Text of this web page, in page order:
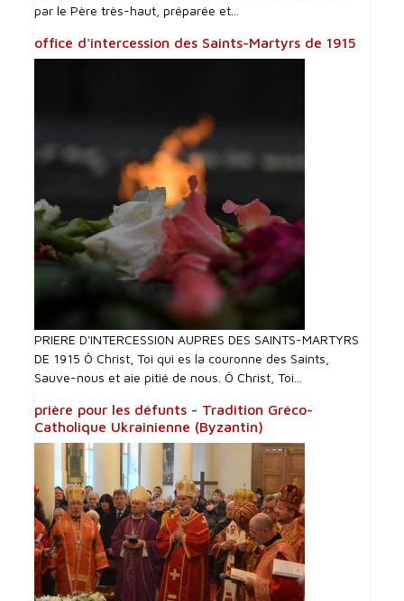
par le Père très-haut, préparée et...
office d'intercession des Saints-Martyrs de 1915
PRIERE D'INTERCESSI0N AUPRES DES SAINTS-MARTYRS
DE 1915 Ô Christ, Toi qui es la couronne des Saints,
Sauve-nous et aie pitié de nous. Ô Christ, Toi...
prière pour les défunts - Tradition Gréco-
Catholique Ukrainienne (Byzantin)